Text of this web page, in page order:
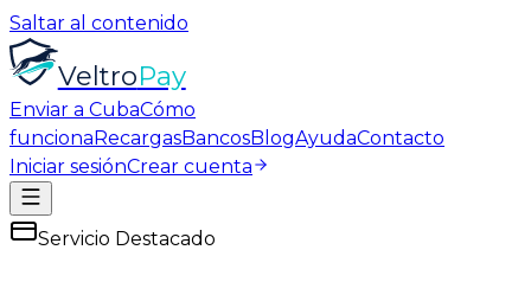
Saltar al contenido
VeltroPay
Enviar a CubaCómo
funcionaRecargasBancosBlogAyudaContacto
Iniciar sesiónCrear cuenta
Servicio Destacado